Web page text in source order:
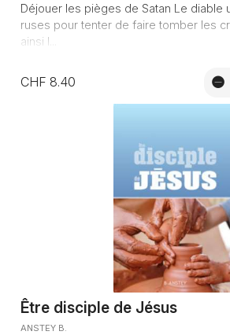
Déjouer les pièges de Satan Le diable
ruses pour tenter de faire tomber les
ainsi l...
CHF 8.40
Être disciple de Jésus
ANSTEY B.